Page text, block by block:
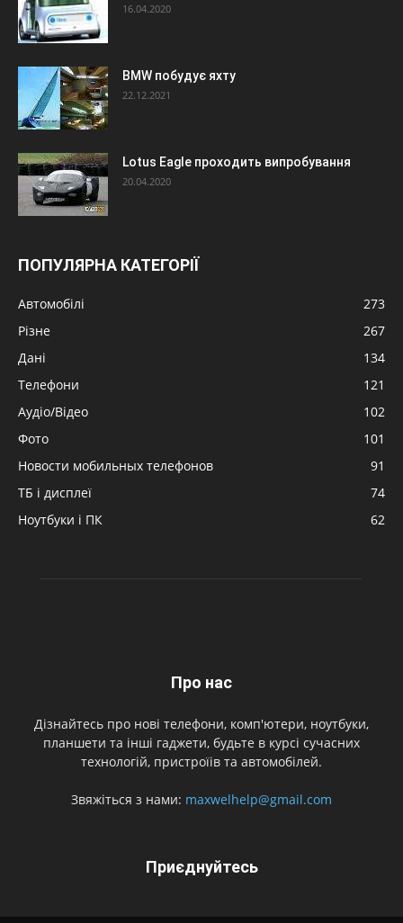
16.04.2020
BMW побудує яхту
22.12.2021
Lotus Eagle проходить випробування
20.04.2020
ПОПУЛЯРНА КАТЕГОРІЇ
Автомобілі
273
Різне
267
Дані
134
Телефони
121
Аудіо/Відео
102
Фото
101
Новости мобильных телефонов
91
ТБ і дисплеї
74
Ноутбуки і ПК
62
Про нас
Дізнайтесь про нові телефони, комп'ютери, ноутбуки,
планшети та інші гаджети, будьте в курсі сучасних
технологій, пристроїів та автомобілей.
Звяжіться з нами: maxwelhelp@gmail.com
Приєднуйтесь